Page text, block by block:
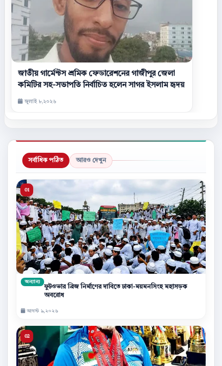
জাতীয় গার্মেন্টস শ্রমিক ফেডারেশনের গাজীপুর জেলা
কমিটির সহ-সভাপতি নির্বাচিত হলেন সাগর ইসলাম হৃদয়
জুলাই ৮,২০২৬
সর্বাধিক পঠিত আরও দেখুন
অন্যান্য
ফুটওভার ব্রিজ নির্মাণের দাবিতে ঢাকা-ময়মনসিংহ মহাসড়ক
অবরোধ
আগস্ট ৯,২০২৬